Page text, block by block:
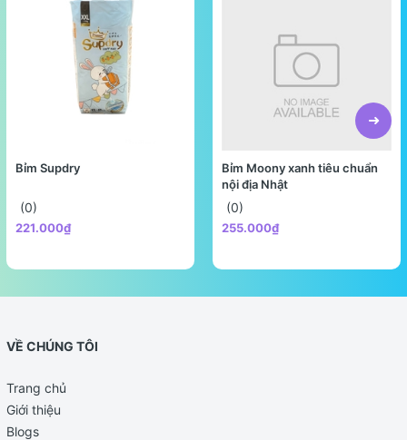
Bỉm Supdry
(0)
221.000₫
Bỉm Moony xanh tiêu chuẩn
nội địa Nhật
(0)
255.000₫
VỀ CHÚNG TÔI
Trang chủ
Giới thiệu
Blogs